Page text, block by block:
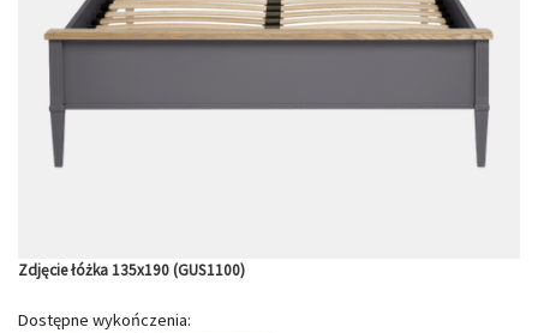
Zdjęcie łóżka 135x190 (GUS1100)
Dostępne wykończenia: